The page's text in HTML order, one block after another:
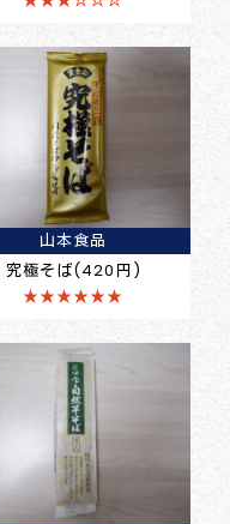
山本食品
究極そば(420円)
★★★★★★